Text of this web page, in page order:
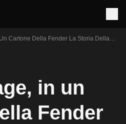
Cartone Della Fender La Storia Della
in un
Fender